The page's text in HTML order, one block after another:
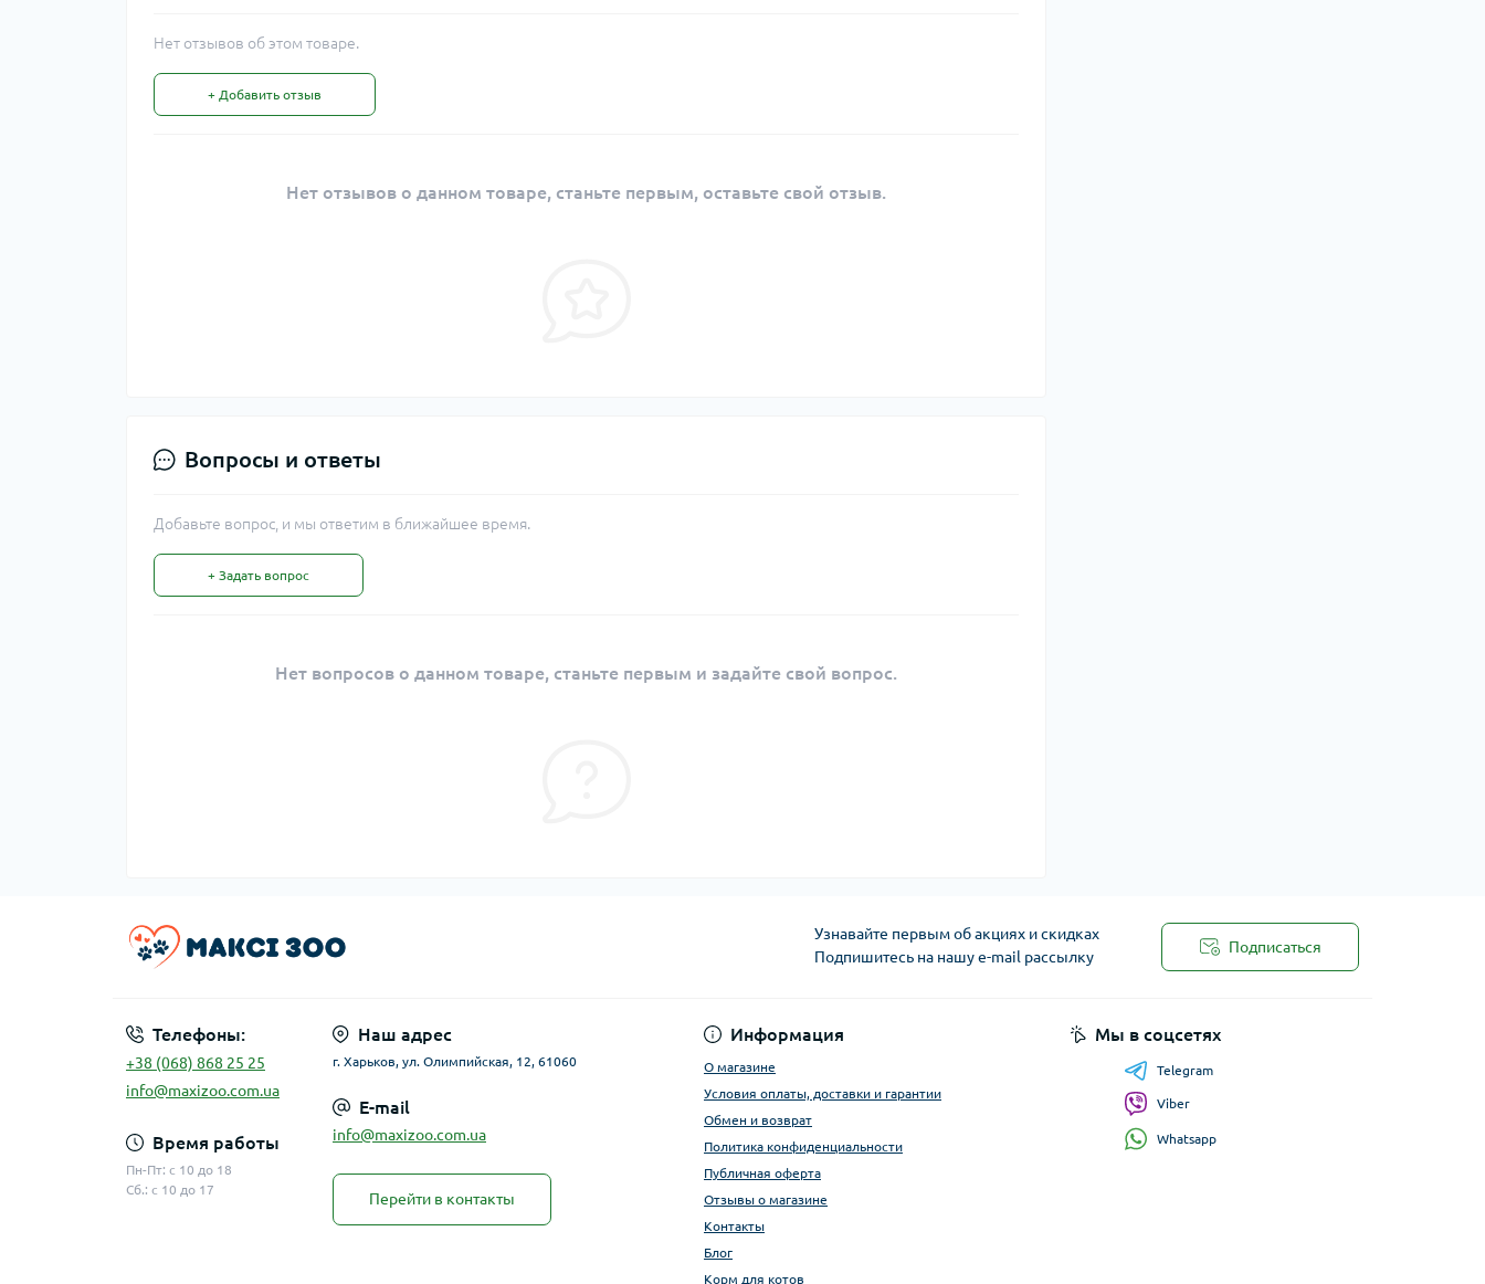
Нет отзывов об этом товаре.
+ Добавить отзыв
Нет отзывов о данном товаре, станьте первым, оставьте свой отзыв.
Вопросы и ответы
Добавьте вопрос, и мы ответим в ближайшее время.
+ Задать вопрос
Нет вопросов о данном товаре, станьте первым и задайте свой вопрос.
Узнавайте первым об акциях и скидках
Подпишитесь на нашу e-mail рассылку
Подписаться
Телефоны:
+38 (068) 868 25 25
info@maxizoo.com.ua
Время работы
Пн-Пт: с 10 до 18
Сб.: с 10 до 17
Наш адрес
г. Харьков, ул. Олимпийская, 12, 61060
E-mail
info@maxizoo.com.ua
Перейти в контакты
Информация
О магазине
Условия оплаты, доставки и гарантии
Обмен и возврат
Политика конфиденциальности
Публичная оферта
Отзывы о магазине
Контакты
Блог
Корм для котов
Мы в соцсетях
Telegram
Viber
Whatsapp